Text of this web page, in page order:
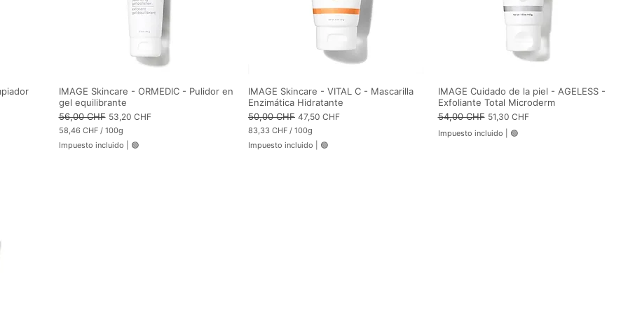
IMAGE Skincare - ORMEDIC - Pulidor en
gel equilibrante
Precio
56,00 CHF Precio de oferta
53,20 CHF
58,46 CHF / 100g
8Impuesto incluido 🟢
IMAGE Skincare - VITAL C - Mascarilla
Enzimática Hidratante
Precio
50,00 CHF Precio de oferta
47,50 CHF
83,33 CHF / 100g
3Impuesto incluido 🟢
IMAGE Cuidado de la piel - AGELESS -
Exfoliante Total Microderm
Precio
54,00 CHF Precio de oferta
51,30 CHF
Impuesto incluido 🟢